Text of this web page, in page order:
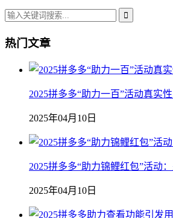
热门文章
2025拼多多“助力一百”活动真实
2025年04月10日
2025拼多多“助力锦鲤红包”活动
2025年04月10日